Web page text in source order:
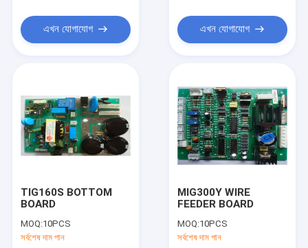
এখন যোগাযোগ এখন যোগাযোগ
TIG160S BOTTOM
BOARD
MOQ:10PCS
সর্বশেষ দাম পান
MIG300Y WIRE
FEEDER BOARD
MOQ:10PCS
সর্বশেষ দাম পান